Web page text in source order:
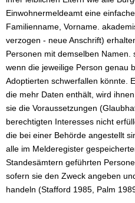
Einwohnermeldeamt eine
Familienname, Vorname.
verzogen - neue Anschrift)
Personen mit demselben Namen.
wenn die jeweilige Person genau
Adoptierten schwerfallen könnte.
die mehr Daten enthält, wird
sie die Voraussetzungen
berechtigten Interesses nicht
die bei einer Behörde angestellt
alle im Melderegister
Standesämtern geführten
sofern sie den Zweck angeben
handeln (Stafford 1985, Palm